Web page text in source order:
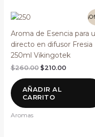
Aroma de Esencia para
directo en difusor Fresia
250ml Vikingotek
$260.00
original
$260.00.
$210.00
actual
$210.00.
AÑADIR AL
CARRITO
Aromas